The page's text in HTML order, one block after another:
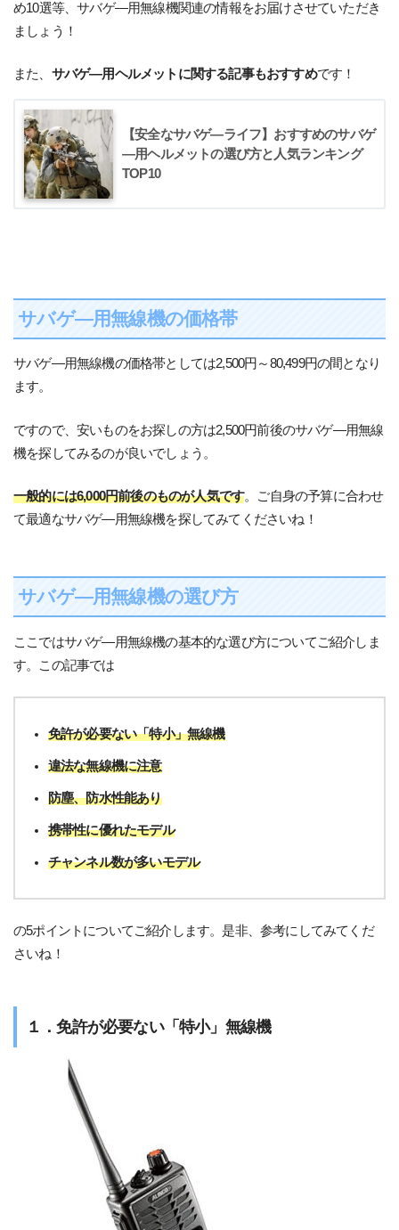
め10選等、サバゲ―用無線機関連の情報をお届けさせていただき
ましょう！
また、 サバゲ―用ヘルメットに関する記事もおすすめです！
【安全なサバゲ―ライフ】おすすめのサバゲ
―用ヘルメットの選び方と人気ランキング
TOP10
サバゲ―用無線機の価格帯
サバゲ―用無線機の価格帯としては2,500円～80,499円の間となり
ます。
ですので、安いものをお探しの方は2,500円前後のサバゲ―用無線
機を探してみるのが良いでしょう。
一般的には6,000円前後のものが人気です。ご自身の予算に合わせ
て最適なサバゲ―用無線機を探してみてくださいね！
サバゲ―用無線機の選び方
ここではサバゲ―用無線機の基本的な選び方についてご紹介しま
す。この記事では
免許が必要ない「特小」無線機
違法な無線機に注意
防塵、防水性能あり
携帯性に優れたモデル
チャンネル数が多いモデル
の5ポイントについてご紹介します。是非、参考にしてみてくだ
さいね！
１．免許が必要ない「特小」無線機